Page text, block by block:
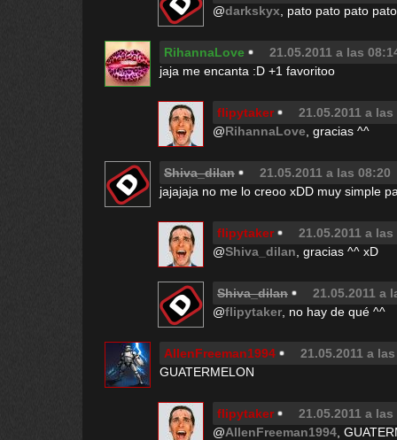
@darkskyx , pato pato pato
RihannaLove
21.05.2011 a las
jaja me encanta :D +1 favoritoo
flipytaker
21.05.2011 a las
@RihannaLove , gracias ^^
Shiva_dilan
21.05.2011 a las 08:20
jajajaja no me lo creoo xDD muy simple
flipytaker
21.05.2011 a las
@Shiva_dilan , gracias ^^ xD
Shiva_dilan
21.05.2011 a
@flipytaker , no hay de qué ^^
AllenFreeman1994
21.05.2011 a
GUATERMELON
flipytaker
21.05.2011 a las
@AllenFreeman1994 ,